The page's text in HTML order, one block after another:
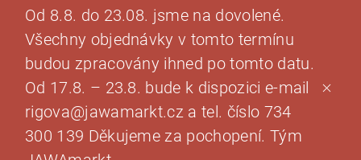
Od 8.8. do 23.08. jsme na dovolené.
Všechny objednávky v tomto termínu
budou zpracovány ihned po tomto datu.
Od 17.8. – 23.8. bude k dispozici e-mail
rigova@jawamarkt.cz a tel. číslo 734
300 139 Děkujeme za pochopení. Tým